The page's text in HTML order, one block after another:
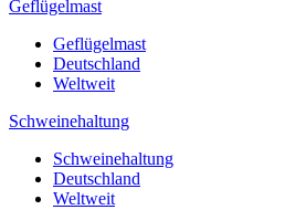
Geflügelmast
Geflügelmast
Deutschland
Weltweit
Schweinehaltung
Schweinehaltung
Deutschland
Weltweit